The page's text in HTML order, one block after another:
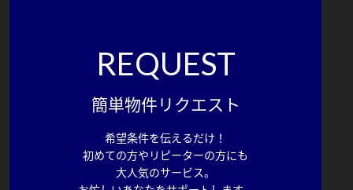
REQUEST
簡単物件リクエスト
希望条件を伝えるだけ！
初めての方やリピーターの方にも
大人気のサービス。